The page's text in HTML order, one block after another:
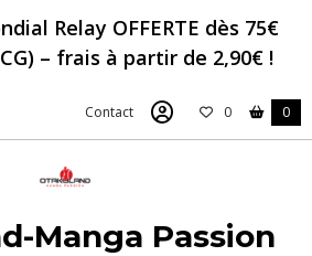
Relay OFFERTE dès 75€
– frais à partir de 2,90€ !
Contact 0 0
Manga Passion